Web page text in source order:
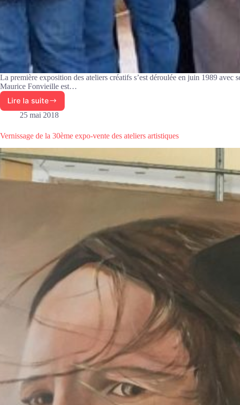
La première exposition des ateliers créatifs s’est déroulée en juin 1989
Maurice Fonvieille est…
Lire la suite
Bilan
des
créatifs
Capial
25 mai 2018
Vernissage de la 30ème expo-vente des ateliers artistiques